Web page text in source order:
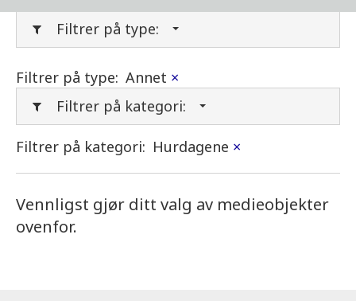
Filtrer på type:
Filtrer på type: Annet ×
Filtrer på kategori:
Filtrer på kategori: Hurdagene ×
Vennligst gjør ditt valg av medieobjekter
ovenfor.